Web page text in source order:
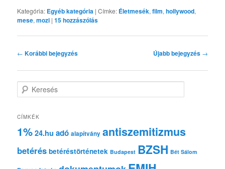
Kategória: Egyéb kategória |Címke: Életmesék,film,hollywood,
mese,mozi |15hozzászólás
Bejegyzés
← Korábbi bejegyzés Újabb bejegyzés →
e
e
é
CÍMKÉK
1% 24.hu adó alapítvány antiszemitizmus
betérés betéréstörténetek Budapest BZSH Bét Sálom